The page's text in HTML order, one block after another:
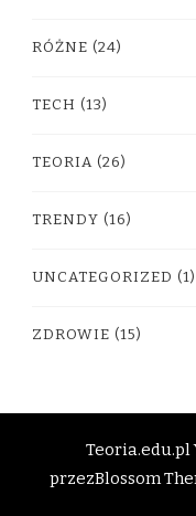
RÓŻNE (24)
TECH (13)
TEORIA (26)
TRENDY (16)
UNCATEGORIZED (1)
ZDROWIE (15)
Teoria.edu.pl
przezBlossom